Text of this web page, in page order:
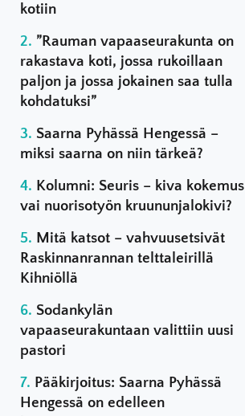
kotiin
”Rauman vapaaseurakunta on
rakastava koti, jossa rukoillaan
paljon ja jossa jokainen saa tulla
kohdatuksi”
Saarna Pyhässä Hengessä –
miksi saarna on niin tärkeä?
Kolumni: Seuris – kiva kokemus
vai nuorisotyön kruununjalokivi?
Mitä katsot – vahvuusetsivät
Raskinnanrannan telttaleirillä
Kihniöllä
Sodankylän
vapaaseurakuntaan valittiin uusi
pastori
Pääkirjoitus: Saarna Pyhässä
Hengessä on edelleen